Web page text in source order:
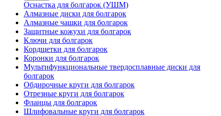
Оснастка для болгарок (УШМ)
Алмазные диски для болгарок
Алмазные чашки для болгарок
Защитные кожухи для болгарок
Ключи для болгарок
Кордщетки для болгарок
Коронки для болгарок
Мультифункциональные твердосплавные диски для
болгарок
Обдирочные круги для болгарок
Отрезные круги для болгарок
Фланцы для болгарок
Шлифовальные круги для болгарок